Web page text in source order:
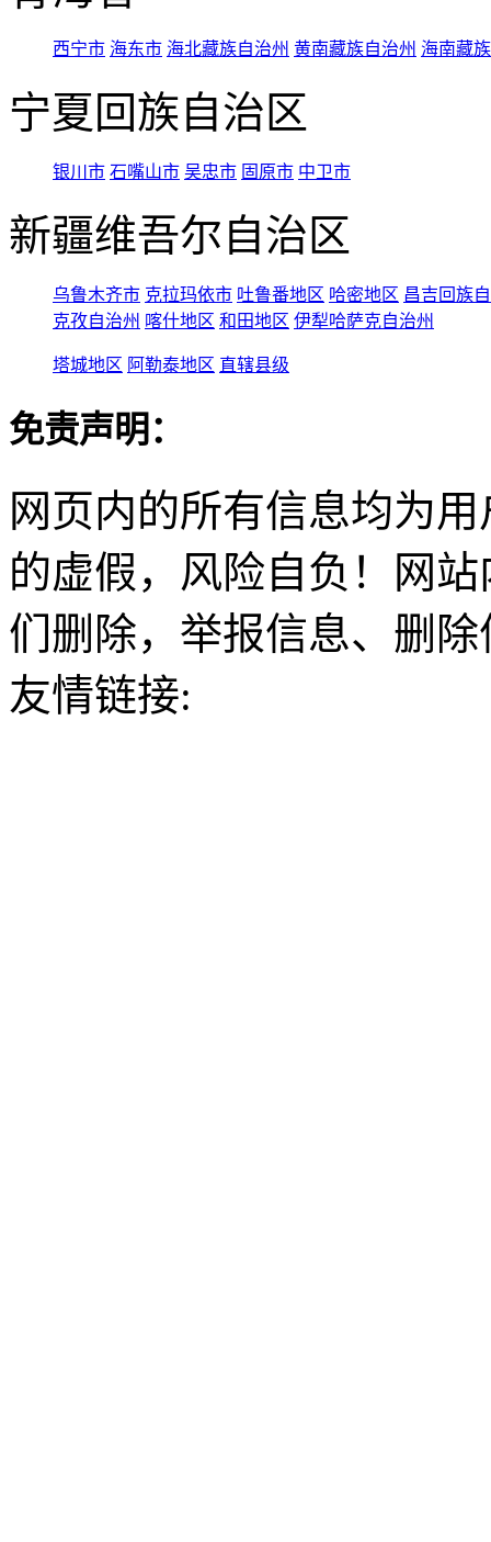
西宁市 海东市 海北藏族自治州 黄南藏族自治州 海南藏
宁夏回族自治区
银川市 石嘴山市 吴忠市 固原市 中卫市
新疆维吾尔自治区
乌鲁木齐市 克拉玛依市 吐鲁番地区 哈密地区 昌吉回族
克孜自治州 喀什地区 和田地区 伊犁哈萨克自治州
塔城地区 阿勒泰地区 直辖县级
免责声明：
网页内的所有信息均为
的虚假，风险自负！网
们删除，举报信息、删
友情链接: